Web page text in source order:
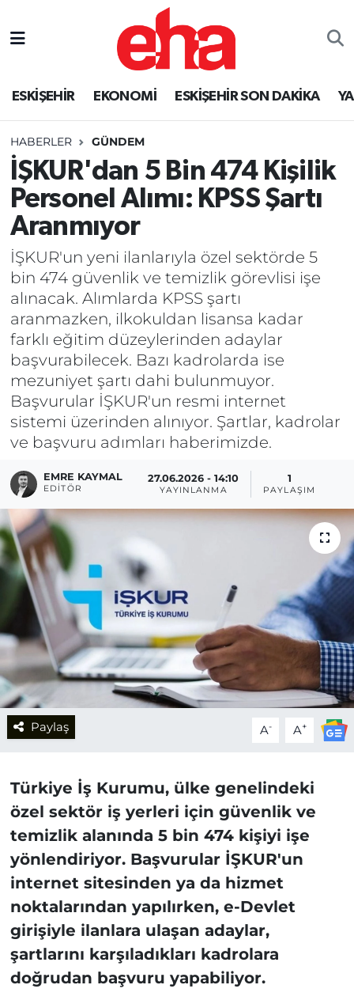
ESKİŞEHİR EKONOMİ ESKİŞEHİR SON DAKİKA
HABERLER GÜNDEM
İŞKUR'dan 5 Bin 474 Kişilik
Personel Alımı: KPSS Şartı
Aranmıyor
İŞKUR'un yeni ilanlarıyla özel sektörde 5
bin 474 güvenlik ve temizlik görevlisi işe
alınacak. Alımlarda KPSS şartı
aranmazken, ilkokuldan lisansa kadar
farklı eğitim düzeylerinden adaylar
başvurabilecek. Bazı kadrolarda ise
mezuniyet şartı dahi bulunmuyor.
Başvurular İŞKUR'un resmi internet
sistemi üzerinden alınıyor. Şartlar, kadrolar
ve başvuru adımları haberimizde.
EMRE KAYMAL
EDITÖR
27.06.2026 - 14:10
YAYINLANMA
1
PAYLAŞIM
Paylaş A- A+
Türkiye İş Kurumu, ülke genelindeki
özel sektör iş yerleri için güvenlik ve
temizlik alanında 5 bin 474 kişiyi işe
yönlendiriyor. Başvurular İŞKUR'un
internet sitesinden ya da hizmet
noktalarından yapılırken, e-Devlet
girişiyle ilanlara ulaşan adaylar,
şartlarını karşıladıkları kadrolara
doğrudan başvuru yapabiliyor.